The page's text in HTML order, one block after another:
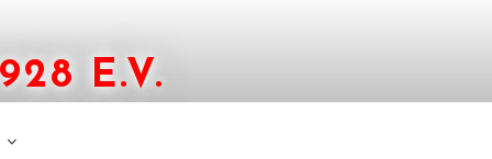
E.V.